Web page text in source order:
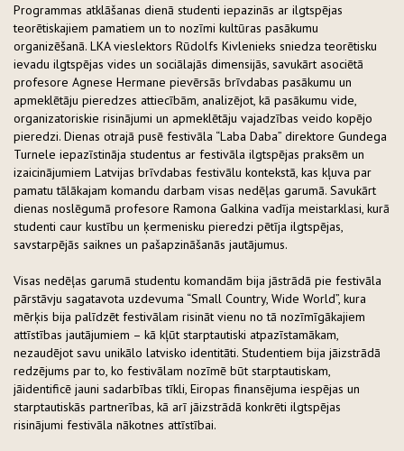
Programmas atklāšanas dienā studenti iepazinās ar ilgtspējas
teorētiskajiem pamatiem un to nozīmi kultūras pasākumu
organizēšanā. LKA vieslektors Rūdolfs Kivlenieks sniedza teorētisku
ievadu ilgtspējas vides un sociālajās dimensijās, savukārt asociētā
profesore Agnese Hermane pievērsās brīvdabas pasākumu un
apmeklētāju pieredzes attiecībām, analizējot, kā pasākumu vide,
organizatoriskie risinājumi un apmeklētāju vajadzības veido kopējo
pieredzi. Dienas otrajā pusē festivāla “Laba Daba” direktore Gundega
Turnele iepazīstināja studentus ar festivāla ilgtspējas praksēm un
izaicinājumiem Latvijas brīvdabas festivālu kontekstā, kas kļuva par
pamatu tālākajam komandu darbam visas nedēļas garumā. Savukārt
dienas noslēgumā profesore Ramona Galkina vadīja meistarklasi, kurā
studenti caur kustību un ķermenisku pieredzi pētīja ilgtspējas,
savstarpējās saiknes un pašapzināšanās jautājumus.
Visas nedēļas garumā studentu komandām bija jāstrādā pie festivāla
pārstāvju sagatavota uzdevuma “Small Country, Wide World”, kura
mērķis bija palīdzēt festivālam risināt vienu no tā nozīmīgākajiem
attīstības jautājumiem – kā kļūt starptautiski atpazīstamākam,
nezaudējot savu unikālo latvisko identitāti. Studentiem bija jāizstrādā
redzējums par to, ko festivālam nozīmē būt starptautiskam,
jāidentificē jauni sadarbības tīkli, Eiropas finansējuma iespējas un
starptautiskās partnerības, kā arī jāizstrādā konkrēti ilgtspējas
risinājumi festivāla nākotnes attīstībai.